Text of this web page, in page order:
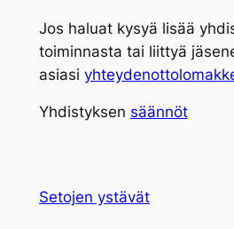
Jos haluat kysyä lisää
toiminnasta tai liittyä
asiasi
Yhdistyksen säännöt
Setojen ystävät